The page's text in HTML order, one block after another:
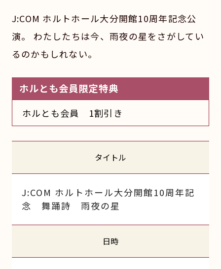
J:COM ホルトホール大分開館10周年記念公
演。 わたしたちは今、雨夜の星をさがしてい
るのかもしれない。
ホルとも会員限定特典
ホルとも会員 1割引き
タイトル
J:COM ホルトホール大分開館10周年記
念 舞踊詩 雨夜の星
日時